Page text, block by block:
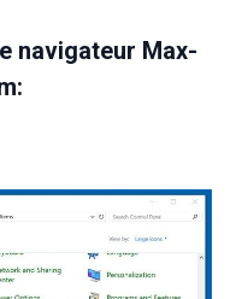
navigateur Max-